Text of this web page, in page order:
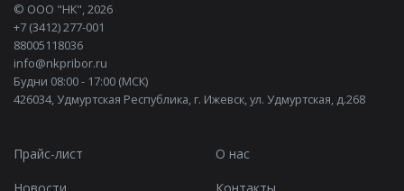
© ООО "НК", 2026
+7 (3412) 277-001
88005118036
info@nkpribor.ru
Будни 08:00 - 17:00 (МСК)
426034, Удмуртская Республика, г. Ижевск, ул. Удмуртская, д.268
Прайс-лист
О нас